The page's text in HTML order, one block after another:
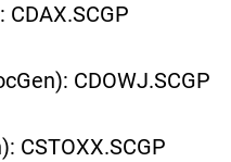
CDOWJ.SCGP
CSTOXX.SCGP